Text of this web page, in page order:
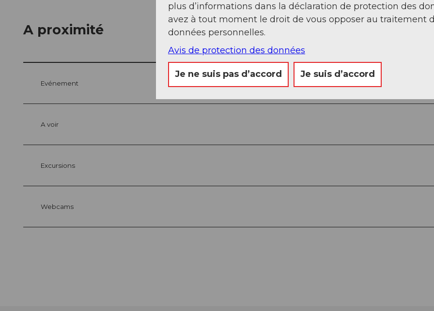
A proximité
Evénement
A voir
Excursions
Webcams
plus d’informations dans la déclaration de protection des
avez à tout moment le droit de vous opposer au traitement
données personnelles.
Avis de protection des données
Je ne suis pas d’accord Je suis d’accord